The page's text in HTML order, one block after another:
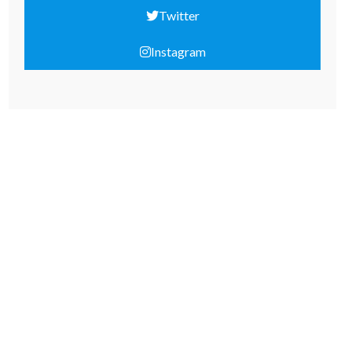
Twitter
Instagram